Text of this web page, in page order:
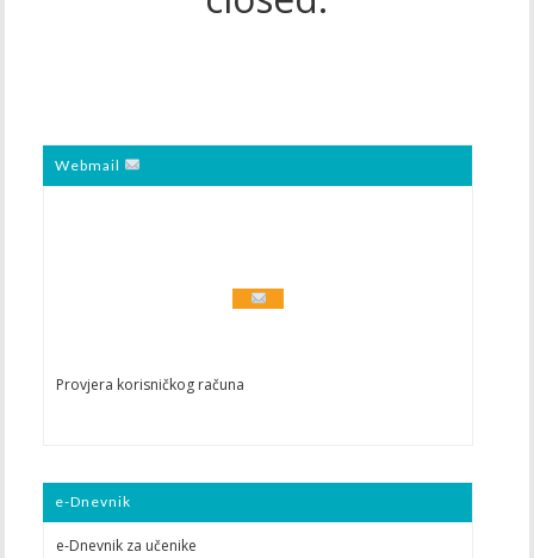
Webmail
Provjera korisničkog računa
e-Dnevnik
e-Dnevnik za učenike